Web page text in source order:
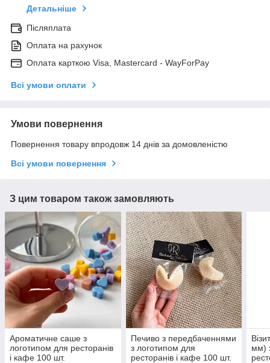
Детальніше
Післяплата
Оплата на рахунок
Оплата карткою Visa, Mastercard - WayForPay
Всі умови оплати
Умови повернення
Повернення товару впродовж 14 днів за домовленістю
Всі умови повернення
З цим товаром також замовляють
Ароматичне саше з
логотипом для ресторанів
і кафе 100 шт.
Печиво з передбаченнями
з логотипом для
ресторанів і кафе 100 шт.
мм)